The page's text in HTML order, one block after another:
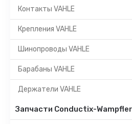
Контакты VAHLE
Крепления VAHLE
Шинопроводы VAHLE
Барабаны VAHLE
Держатели VAHLE
Запчасти Conductix-Wampfler